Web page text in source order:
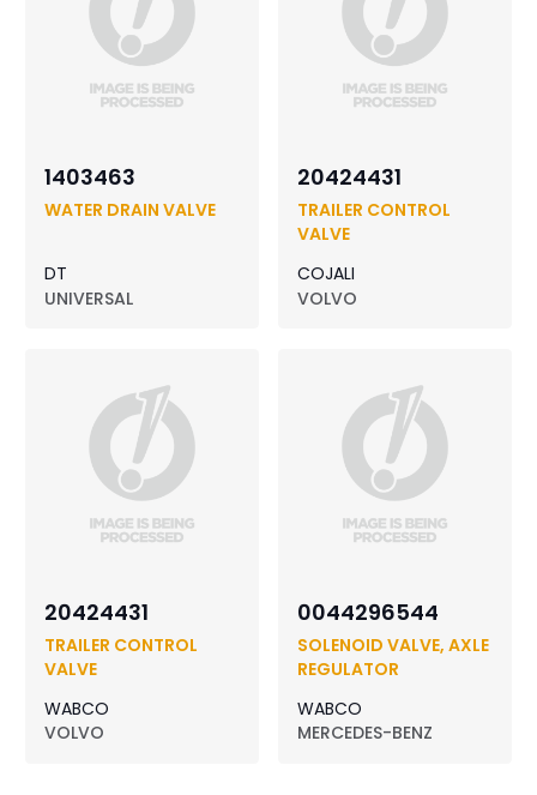
1403463
WATER DRAIN VALVE
DT
UNIVERSAL
20424431
TRAILER CONTROL
VALVE
COJALI
VOLVO
20424431
TRAILER CONTROL
VALVE
WABCO
VOLVO
0044296544
SOLENOID VALVE, AXLE
REGULATOR
WABCO
MERCEDES-BENZ